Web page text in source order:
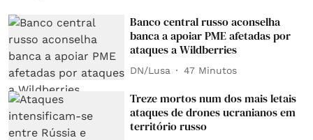
Banco central russo aconselha
banca a apoiar PME afetadas por
ataques a Wildberries
DN/Lusa 47 Minutos
Treze mortos num dos mais letais
ataques de drones ucranianos em
território russo